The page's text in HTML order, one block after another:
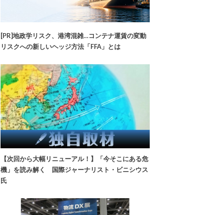
[PR]地政学リスク、港湾混雑…コンテナ運賃の変動
リスクへの新しいヘッジ方法「FFA」とは
【次回から大幅リニューアル！】「今そこにある危
機」を読み解く 国際ジャーナリスト・ビニシウス
氏